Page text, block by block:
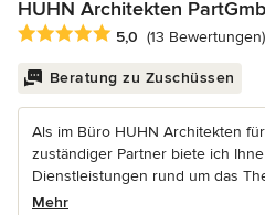
HUHN Architekten
Durchschnittliche Bewertung: 5
5,0 (13 Bewertungen)
Beratung zu Zuschüssen
Als im Büro HUHN Architekten
zuständiger Partner biete ich
Dienstleistungen rund um das
Mehr